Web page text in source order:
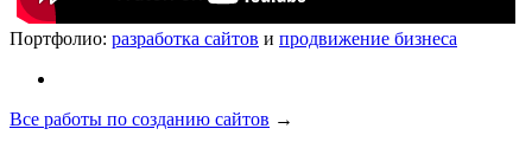
Портфолио: разработка сайтов и продвижение бизнеса
Все работы по созданию сайтов →